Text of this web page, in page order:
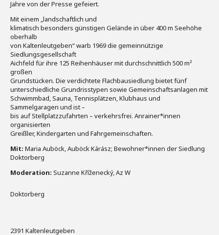
Jahre von der Presse gefeiert.
Mit einem „landschaftlich und
klimatisch besonders günstigen Gelände in über 400 m Seehöhe
oberhalb
von Kaltenleutgeben“ warb 1969 die gemeinnützige
Siedlungsgesellschaft
Aichfeld für ihre 125 Reihenhäuser mit durchschnittlich 500 m²
großen
Grundstücken. Die verdichtete Flachbausiedlung bietet fünf
unterschiedliche Grundrisstypen sowie Gemeinschaftsanlagen mit
Schwimmbad, Sauna, Tennisplätzen, Klubhaus und
Sammelgaragen und ist –
bis auf Stellplatzzufahrten – verkehrsfrei. Anrainer*innen
organisierten
Greißler, Kindergarten und Fahrgemeinschaften.
Mit: Maria Auböck, Auböck Kárász; Bewohner*innen der Siedlung
Doktorberg
Moderation: Suzanne Kříženecký, Az W
Doktorberg
2391 Kaltenleutgeben